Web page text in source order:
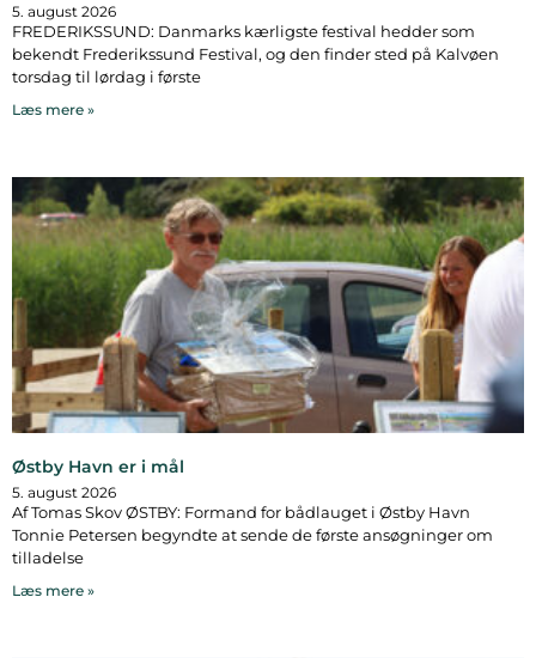
5. august 2026
FREDERIKSSUND: Danmarks kærligste festival hedder som
bekendt Frederikssund Festival, og den finder sted på Kalvøen
torsdag til lørdag i første
Læs mere »
Østby Havn er i mål
5. august 2026
Af Tomas Skov ØSTBY: Formand for bådlauget i Østby Havn
Tonnie Petersen begyndte at sende de første ansøgninger om
tilladelse
Læs mere »